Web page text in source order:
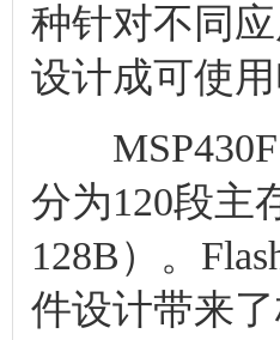
种针对不同
设计成可使
分为120段主
128B）。
件设计带来